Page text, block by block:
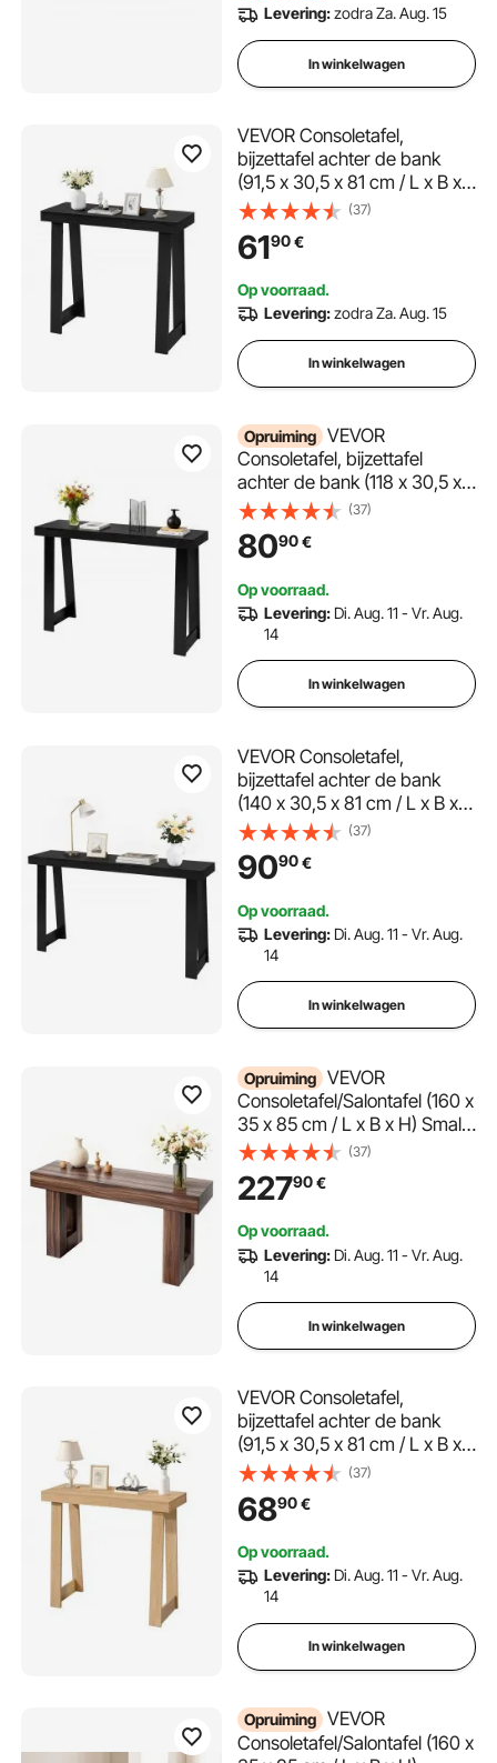
Levering:zodra Za. Aug. 15
In winkelwagen
VEVOR Consoletafel,
bijzettafel achter de bank
(91,5 x 30,5 x 81 cm / L x B x
H), rechthoekige bijzettafel
van meerlaags plaatmateriaal
voor hal, slaapkamer,
zwarte haltafel
(37)
6190€
Op voorraad.
Levering:zodra Za. Aug. 15
In winkelwagen
Opruiming VEVOR
Consoletafel, bijzettafel
achter de bank (118 x 30,5 x
81 cm / L x B x H),
rechthoekige bijzettafel van
meerlaags plaatmateriaal
woonkamer, entree, zwart
(37)
8090€
Op voorraad.
Levering: Di. Aug. 11 - Vr. Aug.
14
In winkelwagen
VEVOR Consoletafel,
bijzettafel achter de bank
(140 x 30,5 x 81 cm / L x B x
H), rechthoekige bijzettafel
van meerlaags plaatmateriaal
voor hal, slaapkamer,
zwarte haltafel
(37)
9090€
Op voorraad.
Levering: Di. Aug. 11 - Vr. Aug.
14
In winkelwagen
Opruiming VEVOR
Consoletafel/Salontafel (160 x
35 x 85 cm / L x B x H) Smalle
rechthoekige haltafel van
spaanplaat voor hal,
slaapkamer, woonkamer,
bruin
(37)
22790€
Op voorraad.
Levering: Di. Aug. 11 - Vr. Aug.
14
In winkelwagen
VEVOR Consoletafel,
bijzettafel achter de bank
(91,5 x 30,5 x 81 cm / L x B x
H), rechthoekige bijzettafel
van meerlaags plaatmateriaal
voor hal, slaapkamer,
haltafel van natuurlijk hout
(37)
6890€
Op voorraad.
Levering: Di. Aug. 11 - Vr. Aug.
14
In winkelwagen
Opruiming VEVOR
Consoletafel/Salontafel (160 x